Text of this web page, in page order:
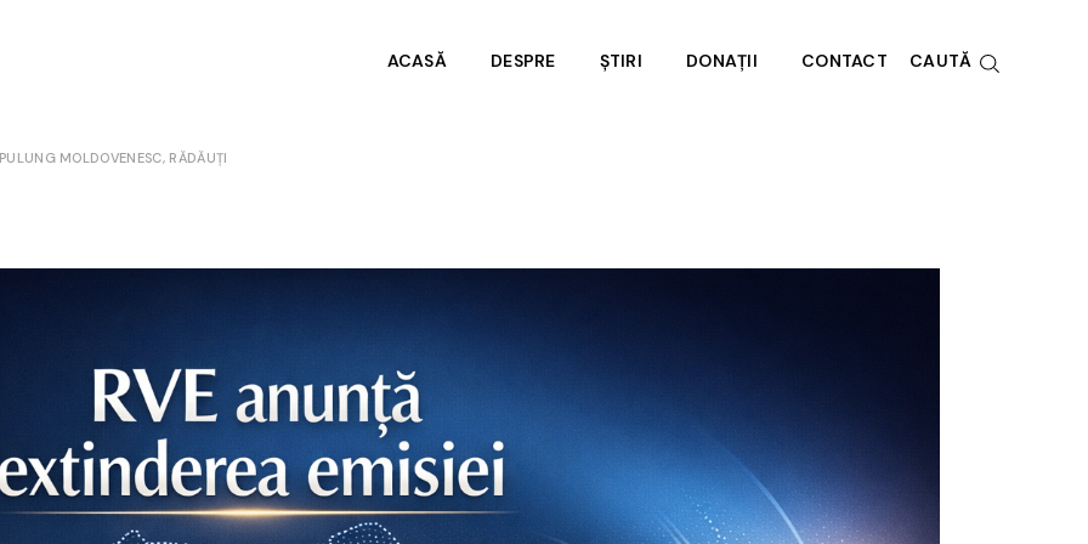
ACASĂ DESPRE ȘTIRI DONAȚII CONTACT CAUTĂ
MOLDOVENESC, RĂDĂUȚI